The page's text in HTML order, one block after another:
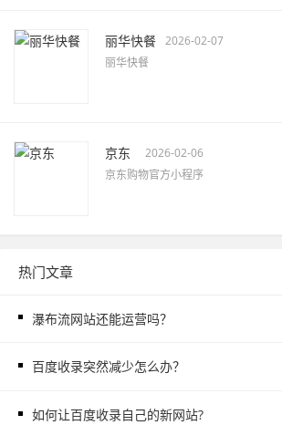
丽华快餐 2026-02-07
丽华快餐
京东
2026-02-06
京东购物官方小程序
热门文章
瀑布流网站还能运营吗？
百度收录突然减少怎么办？
如何让百度收录自己的新网站?